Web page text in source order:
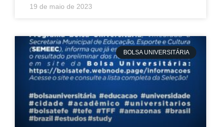
19 de maio de 2023
BOLSA UNIVERSITÁRIA